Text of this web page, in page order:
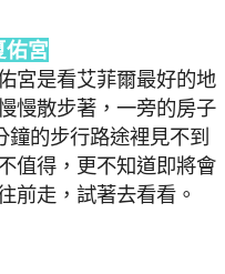
佑宮
宮是看艾菲爾最好的地
慢散步著，一旁的房子
的步行路途裡見不到
值得，更不知道即將會
前走，試著去看看。